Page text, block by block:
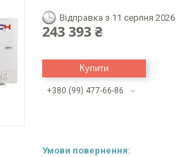
Відправка з 11 серпня 2026
243 393 ₴
Купити
+380 (99) 477-66-86